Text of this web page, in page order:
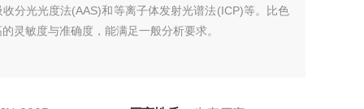
分光光度法(AAS)和等离子体发射光谱法(ICP)等。比色
灵敏度与准确度，能满足一般分析要求。